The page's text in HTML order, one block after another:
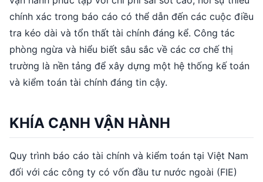
chính xác trong báo cáo có thể dẫn đến các cuộc điều
tra kéo dài và tổn thất tài chính đáng kể. Công tác
phòng ngừa và hiểu biết sâu sắc về các cơ chế thị
trường là nền tảng để xây dựng một hệ thống kế toán
và kiểm toán tài chính đáng tin cậy.
KHÍA CẠNH VẬN HÀNH
Quy trình báo cáo tài chính và kiểm toán tại Việt Nam
đối với các công ty có vốn đầu tư nước ngoài (FIE)